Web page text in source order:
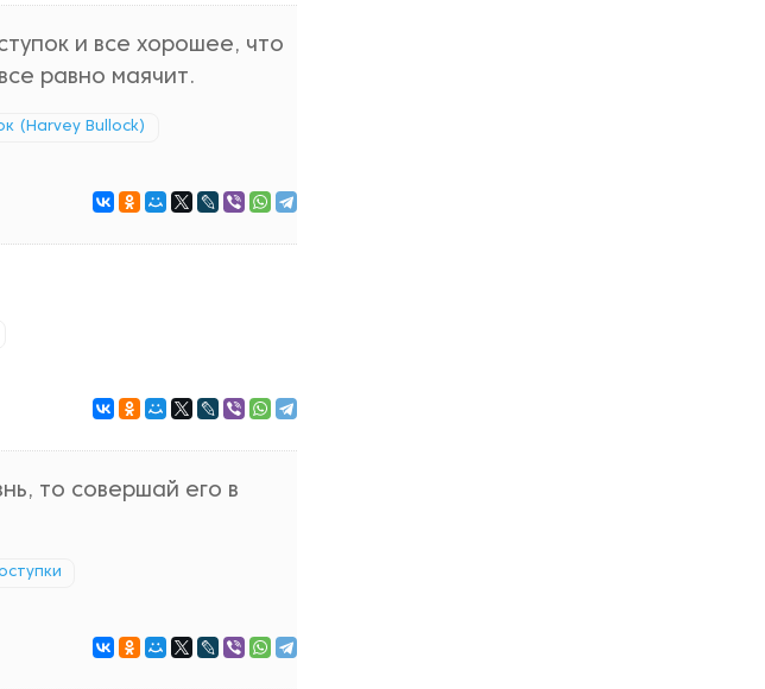
и все хорошее, что
равно маячит.
(Harvey Bullock)
то совершай его в